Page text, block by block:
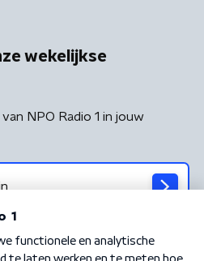
wekelijkse
NPO Radio 1 in jouw